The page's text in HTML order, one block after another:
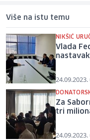
Više na istu temu
NIKŠIĆ
Vlada
Za
tri